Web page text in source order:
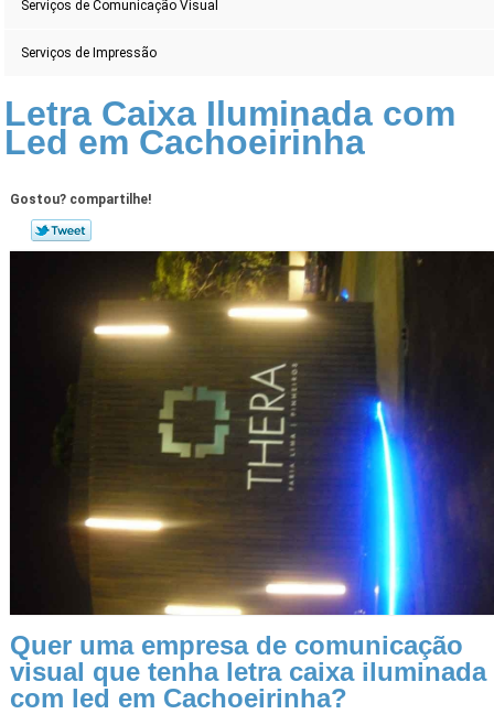
Serviços de Comunicação Visual
Serviços de Impressão
Letra Caixa Iluminada com
Led em Cachoeirinha
Gostou? compartilhe!
Quer uma empresa de comunicação
visual que tenha letra caixa iluminada
com led em Cachoeirinha?